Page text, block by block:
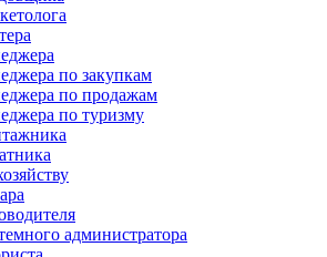
по закупкам
по продажам
по туризму
администратора